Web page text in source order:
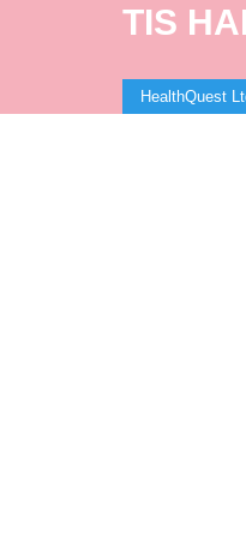
TIS
HealthQuest